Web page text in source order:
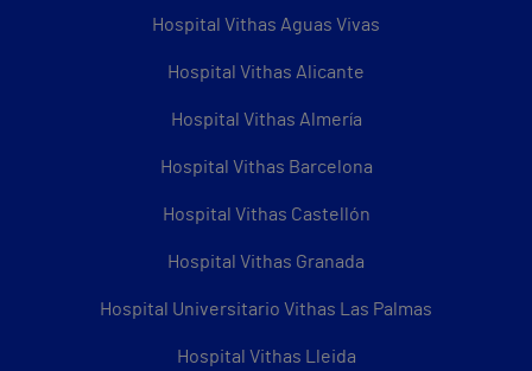
Hospital Vithas Aguas Vivas
Hospital Vithas Alicante
Hospital Vithas Almería
Hospital Vithas Barcelona
Hospital Vithas Castellón
Hospital Vithas Granada
Hospital Universitario Vithas Las Palmas
Hospital Vithas Lleida